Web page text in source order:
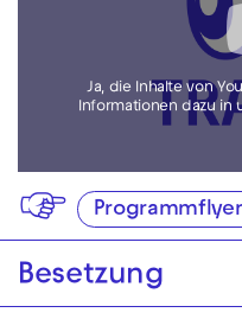
Ja, die Inhalte von
Informationen dazu in
Besetzung